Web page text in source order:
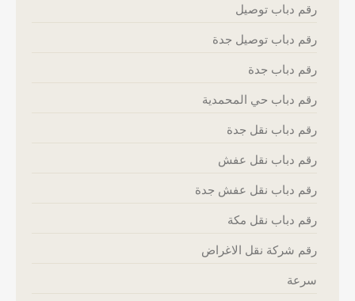
رقم دباب توصيل
رقم دباب توصيل جدة
رقم دباب جدة
رقم دباب حي المحمدية
رقم دباب نقل جدة
رقم دباب نقل عفش
رقم دباب نقل عفش جدة
رقم دباب نقل مكة
رقم شركة نقل الاغراض
سرعة